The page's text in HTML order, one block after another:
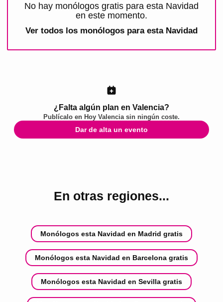
No hay monólogos gratis para esta Navidad
en este momento.
Ver todos los monólogos para esta Navidad
¿Falta algún plan en Valencia?
Publícalo en Hoy Valenciasin ningún coste.
Dar de alta un evento
En otras regiones...
Monólogos esta Navidad en Madrid gratis
Monólogos esta Navidad en Barcelona gratis
Monólogos esta Navidad en Sevilla gratis